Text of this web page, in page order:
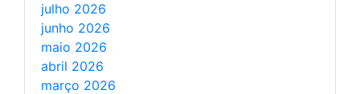
julho 2026
junho 2026
maio 2026
abril 2026
março 2026